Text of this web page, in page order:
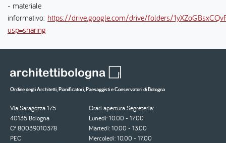
- materiale
informativo: https://drive.google.com/drive/folders/
usp=sharing
Ordine degli Architetti, Pianificatori, Paesaggisti e Conservatori di Bologna
Via Saragozza 175
40135 Bologna
Cf 80039010378
PEC
Orari apertura Segreteria:
Lunedì: 10.00 - 17.00
Martedì: 10.00 - 13.00
Mercoledì: 10.00 - 17.00